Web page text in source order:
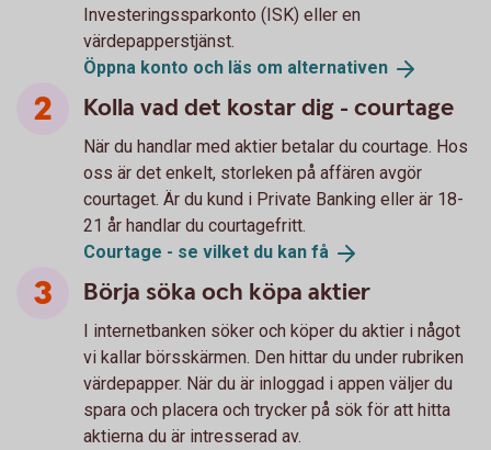
Investeringssparkonto (ISK) eller en
värdepapperstjänst.
Öppna konto och läs om alternativen
Kolla vad det kostar dig - courtage
När du handlar med aktier betalar du courtage. Hos
oss är det enkelt, storleken på affären avgör
courtaget. Är du kund i Private Banking eller är 18-
21 år handlar du courtagefritt.
Courtage - se vilket du kan få
Börja söka och köpa aktier
I internetbanken söker och köper du aktier i något
vi kallar börsskärmen. Den hittar du under rubriken
värdepapper. När du är inloggad i appen väljer du
spara och placera och trycker på sök för att hitta
aktierna du är intresserad av.